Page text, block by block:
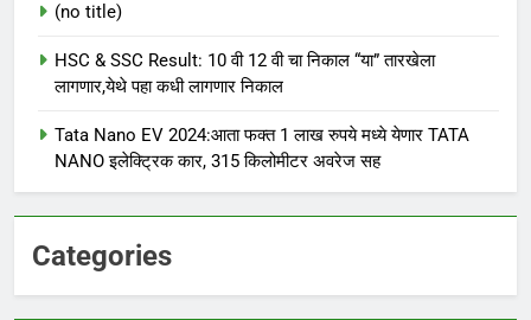
(no title)
HSC & SSC Result: 10 वी 12 वी चा निकाल “या” तारखेला
लागणार,येथे पहा कधी लागणार निकाल
Tata Nano EV 2024:आता फक्त 1 लाख रुपये मध्ये येणार TATA
NANO इलेक्ट्रिक कार, 315 किलोमीटर अवरेज सह
Categories